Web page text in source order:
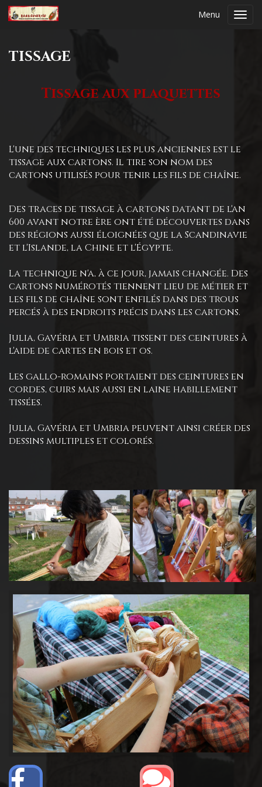
Menu
TISSAGE
Tissage aux plaquettes
L'une des techniques les plus anciennes est le
tissage aux cartons. Il tire son nom des
cartons utilisés pour tenir les fils de chaîne.
Des traces de tissage à cartons datant de l'an
600 avant notre ère ont été découvertes dans
des régions aussi éloignées que la Scandinavie
et l'Islande, la Chine et l'Égypte.
La technique n'a, à ce jour, jamais changée. Des
cartons numérotés tiennent lieu de métier et
les fils de chaîne sont enfilés dans des trous
percés à des endroits précis dans les cartons.
Julia, Gavéria et Umbria tissent des ceintures à
l'aide de cartes en bois et os.
Les gallo-romains portaient des ceintures en
cordes, cuirs mais aussi en laine habillement
tissées.
Julia, Gavéria et Umbria peuvent ainsi créer des
dessins multiples et colorés.